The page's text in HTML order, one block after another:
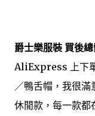
爵士樂服裝 買後
AliExpress 上下
／鴨舌帽，我很
休閒款，每一款都